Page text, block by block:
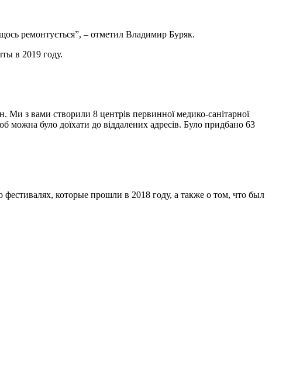
ремонтується”, – отметил Владимир Буряк.
в 2019 году.
Ми з вами створили 8 центрів первинної медико-санітарної
можна було доїхати до віддалених адресів. Було придбано 63
которые прошли в 2018 году, а также о том, что был